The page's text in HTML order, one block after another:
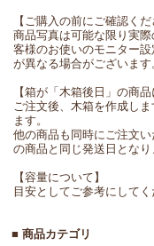
【ご購入の前にご確認くだ
商品写真は可能な限り実
客様のお使いのモニター
が異なる場合がございます
【箱が「木箱後日」の商品
ご注文後、木箱を作成し
ます。
他の商品も同時にご注文
の商品と同じ発送日となり
【容量について】
目安としてご参考にしてく
■ 商品カテゴリ